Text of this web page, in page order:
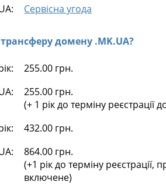
Сервісна угода
домену .MK.UA?
255.00 грн.
255.00 грн.
(+ 1 рік до терміну реєстрації
432.00 грн.
864.00 грн.
(+1 рік до терміну реєстрації,
включене)